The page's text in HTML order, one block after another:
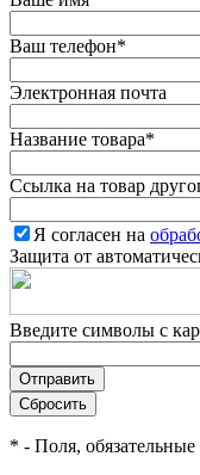
Ваш телефон*
Электронная почта
Название товара*
Ссылка на товар
Я согласен на
Защита от
Введите символы с
* - Поля,